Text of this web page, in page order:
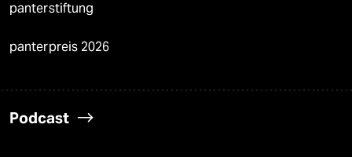
panterstiftung
panterpreis 2026
Podcast